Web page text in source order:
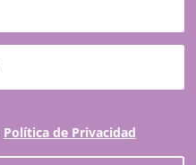
Política de Privacidad